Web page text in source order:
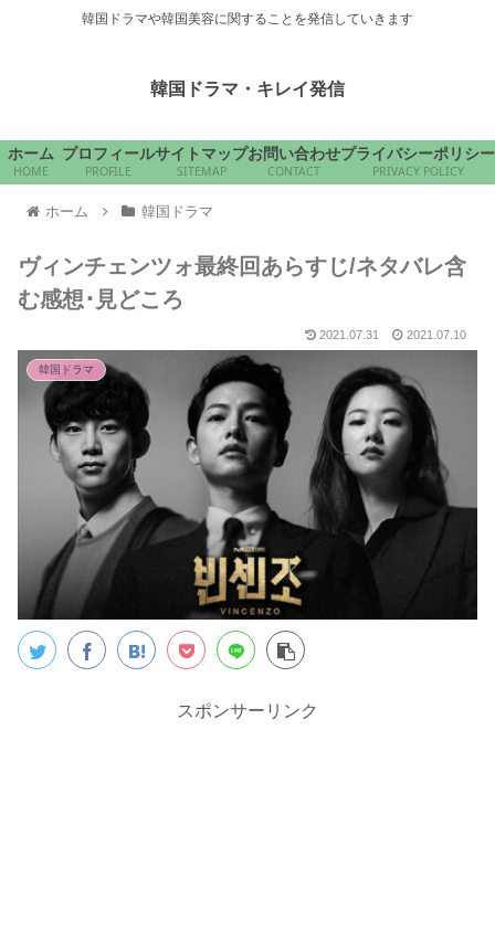
韓国ドラマや韓国美容に関することを発信していきます
韓国ドラマ・キレイ発信
ホーム
HOME
プロフィール
PROFILE
サイトマップ
SITEMAP
お問い合わせ
CONTACT
プライバシーポリシー
PRIVACY POLICY
ホーム 韓国ドラマ
ヴィンチェンツォ最終回あらすじ/ネタバレ含
む感想･見どころ
2021.07.31 2021.07.10
韓国ドラマ
スポンサーリンク